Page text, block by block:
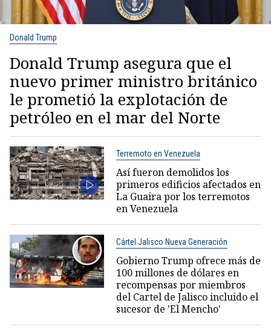
Donald Trump
Donald Trump asegura que el
nuevo primer ministro británico
le prometió la explotación de
petróleo en el mar del Norte
Terremoto en Venezuela
Así fueron demolidos los
primeros edificios afectados en
La Guaira por los terremotos
en Venezuela
Cártel Jalisco Nueva Generación
Gobierno Trump ofrece más de
100 millones de dólares en
recompensas por miembros
del Cartel de Jalisco incluido el
sucesor de 'El Mencho'